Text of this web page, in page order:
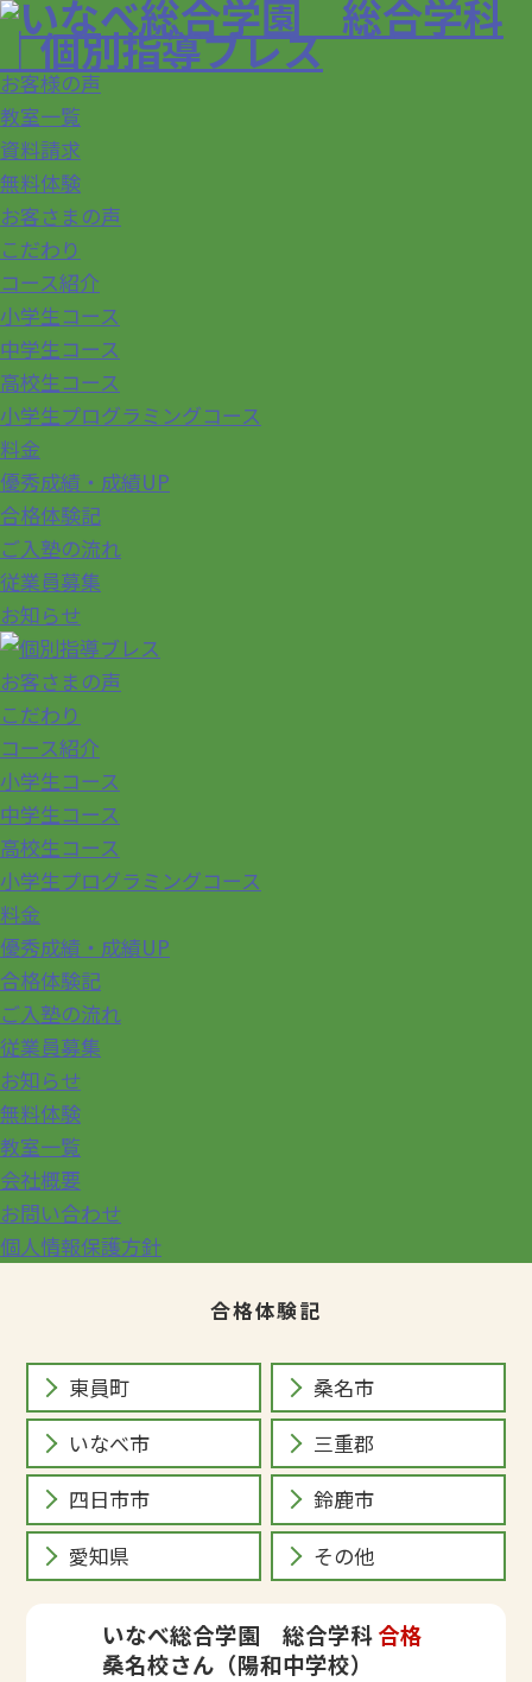
お客様の声
教室一覧
資料請求
無料体験
お客さまの声
こだわり
コース紹介
小学生コース
中学生コース
高校生コース
小学生プログラミングコース
料金
優秀成績・成績UP
合格体験記
ご入塾の流れ
従業員募集
お知らせ
お客さまの声
こだわり
コース紹介
小学生コース
中学生コース
高校生コース
小学生プログラミングコース
料金
優秀成績・成績UP
合格体験記
ご入塾の流れ
従業員募集
お知らせ
無料体験
教室一覧
会社概要
お問い合わせ
個人情報保護方針
合格体験記
東員町
桑名市
いなべ市
三重郡
四日市市
鈴鹿市
愛知県
その他
いなべ総合学園 総合学科合格
桑名校さん（陽和中学校）